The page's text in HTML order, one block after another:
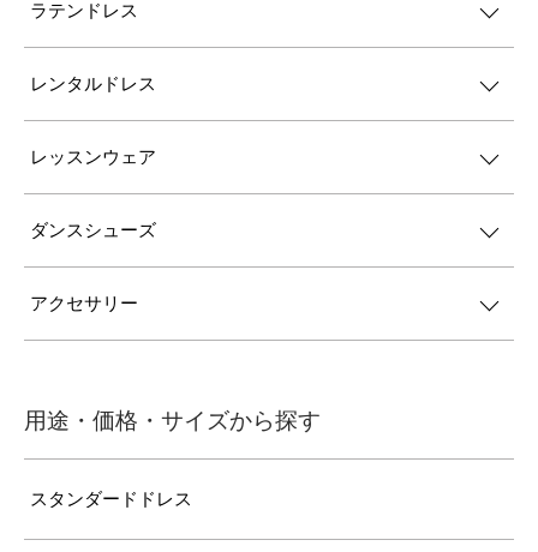
ラテンドレス
レンタルドレス
レッスンウェア
ダンスシューズ
アクセサリー
用途・価格・サイズから探す
スタンダードドレス